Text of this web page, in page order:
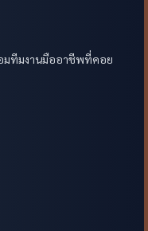
มทีมงานมืออาชีพที่คอย